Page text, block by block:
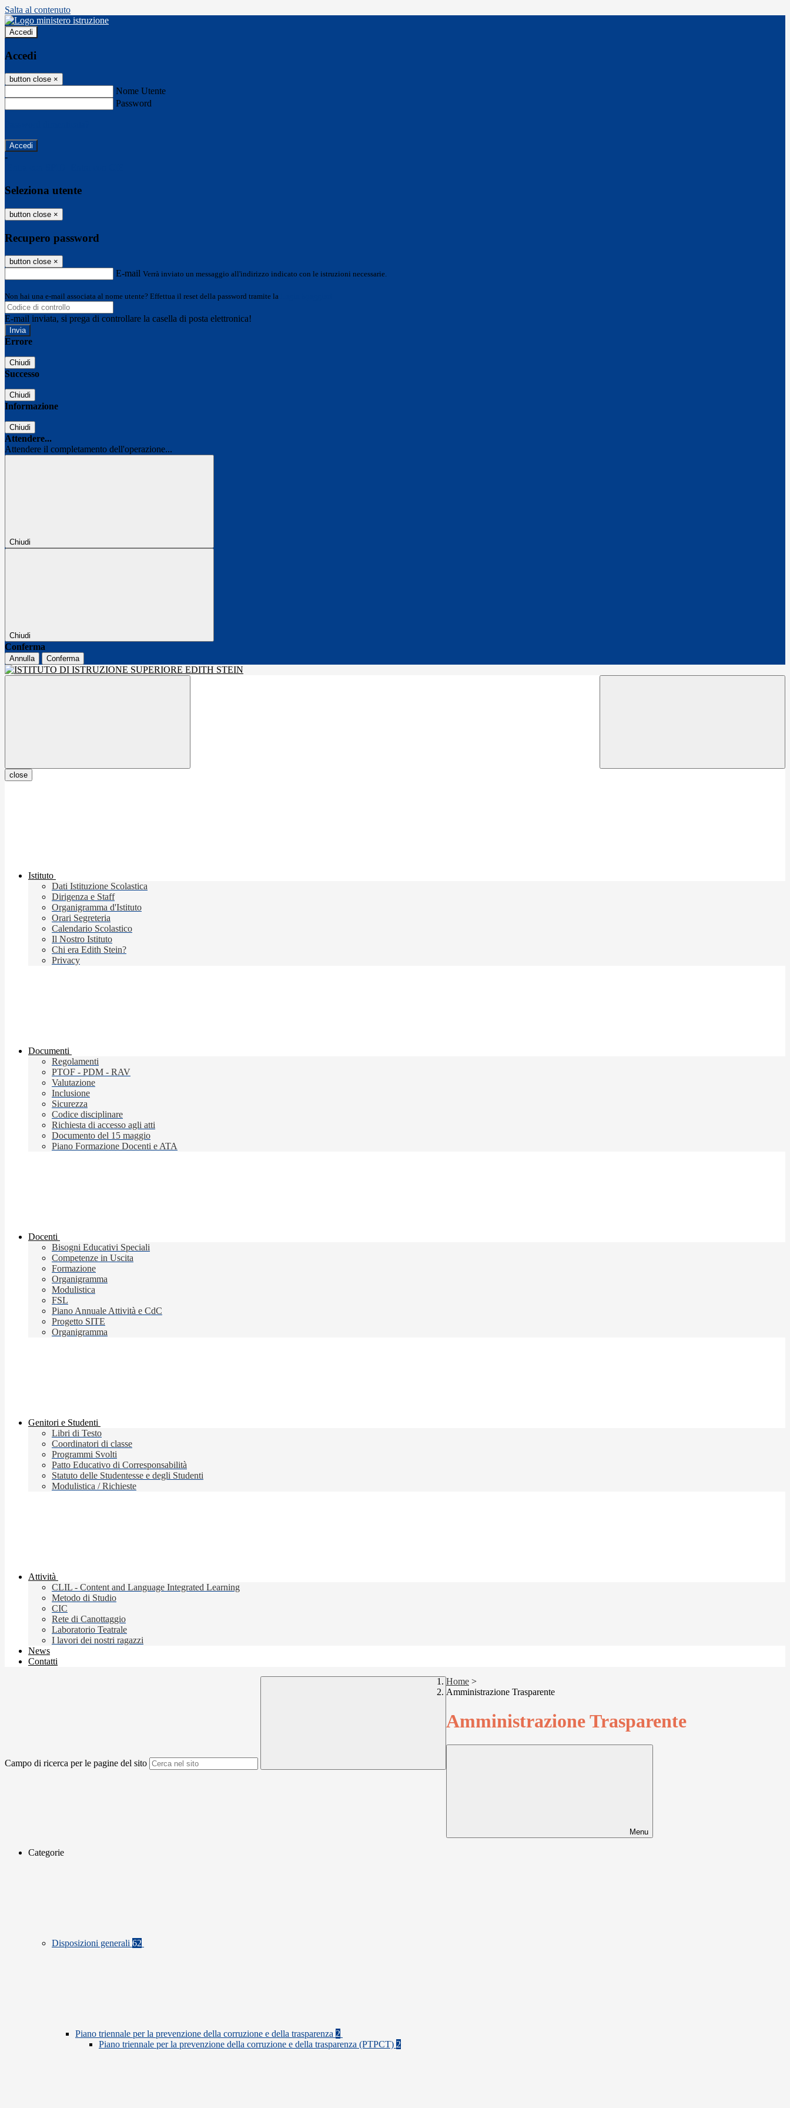
Salta al contenuto
Accedi
Accedi
button close ×
Nome Utente
Password
-
Seleziona utente
button close ×
Recupero password
button close ×
E-mail Verrà inviato un messaggio all'indirizzo indicato con le istruzioni necessarie.
Non hai una e-mail associata al nome utente? Effettua il reset della password tramite la
E-mail inviata, si prega di controllare la casella di posta elettronica!
Errore
Chiudi
Successo
Chiudi
Informazione
Chiudi
Attendere...
Attendere il completamento dell'operazione...
Chiudi
Chiudi
Conferma
Annulla Conferma
close
Istituto
Dati Istituzione Scolastica
Dirigenza e Staff
Organigramma d'Istituto
Orari Segreteria
Calendario Scolastico
Il Nostro Istituto
Chi era Edith Stein?
Privacy
Documenti
Regolamenti
PTOF - PDM - RAV
Valutazione
Inclusione
Sicurezza
Codice disciplinare
Richiesta di accesso agli atti
Documento del 15 maggio
Piano Formazione Docenti e ATA
Docenti
Bisogni Educativi Speciali
Competenze in Uscita
Formazione
Organigramma
Modulistica
FSL
Piano Annuale Attività e CdC
Progetto SITE
Organigramma
Genitori e Studenti
Libri di Testo
Coordinatori di classe
Programmi Svolti
Patto Educativo di Corresponsabilità
Statuto delle Studentesse e degli Studenti
Modulistica / Richieste
Attività
CLIL - Content and Language Integrated Learning
Metodo di Studio
CIC
Rete di Canottaggio
Laboratorio Teatrale
I lavori dei nostri ragazzi
News
Contatti
Campo di ricerca per le pagine del sito
Home >
Amministrazione Trasparente
Amministrazione Trasparente
Menu
Categorie
Disposizioni generali 62
Piano triennale per la prevenzione della corruzione e della trasparenza 2
Piano triennale per la prevenzione della corruzione e della trasparenza (PTPCT) 2